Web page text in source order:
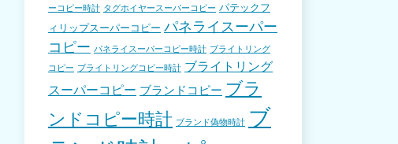
ーコピー時計 タグホイヤースーパーコピー パテックフ
ィリップスーパーコピー パネライスーパー
コピー パネライスーパーコピー時計 ブライトリング
コピー ブライトリングコピー時計 ブライトリング
スーパーコピー ブランドコピー ブラ
ンドコピー時計 ブランド偽物時計 ブ